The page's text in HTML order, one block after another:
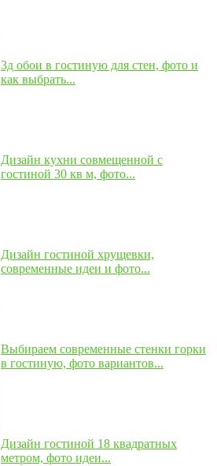
3д обои в гостиную для стен, фото и
как выбрать...
Дизайн кухни совмещенной с
гостиной 30 кв м, фото...
Дизайн гостиной хрущевки,
современные идеи и фото...
Выбираем современные стенки горки
в гостиную, фото вариантов...
Дизайн гостиной 18 квадратных
метром, фото идеи...